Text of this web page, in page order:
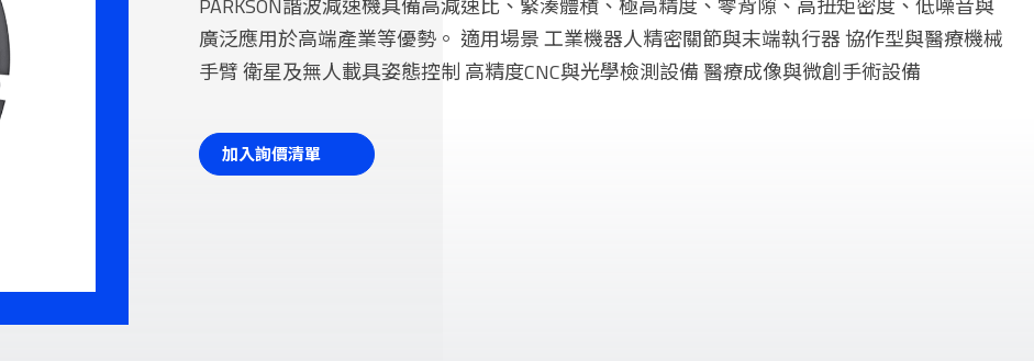
PARKSON諧波減速機具備高減速比、緊湊體積、極高精度、零背隙、高扭矩密度、低噪音與
廣泛應用於高端產業等優勢。 適用場景 工業機器人精密關節與末端執行器 協作型與醫療機械
手臂 衛星及無人載具姿態控制 高精度CNC與光學檢測設備 醫療成像與微創手術設備
加入詢價清單